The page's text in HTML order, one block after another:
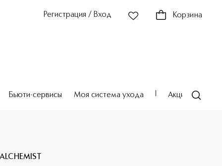
Регистрация / Вход Корзина
Бьюти-сервисы Моя система ухода Акции